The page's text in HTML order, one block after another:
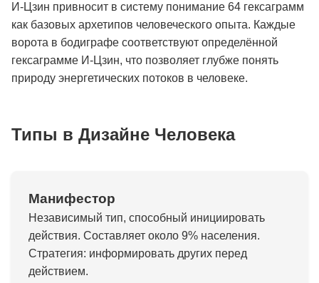
И-Цзин привносит в систему понимание 64 гексаграмм
как базовых архетипов человеческого опыта. Каждые
ворота в бодиграфе соответствуют определённой
гексаграмме И-Цзин, что позволяет глубже понять
природу энергетических потоков в человеке.
Типы в Дизайне Человека
Манифестор
Независимый тип, способный инициировать
действия. Составляет около 9% населения.
Стратегия: информировать других перед
действием.